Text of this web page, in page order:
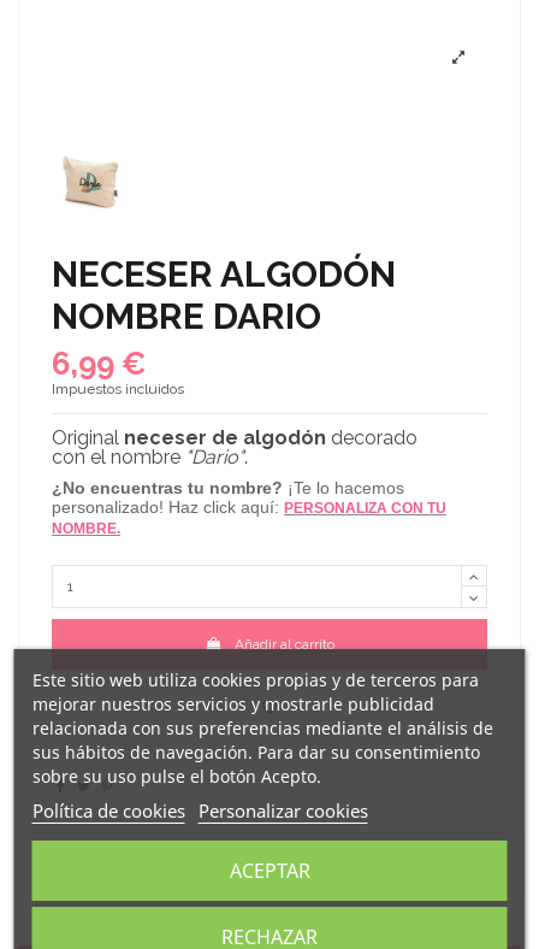
NECESER ALGODÓN
NOMBRE DARIO
6,99 €
Impuestos incluidos
Original neceser de algodón decorado
con el nombre "Dario".
¿No encuentras tu nombre? ¡Te lo hacemos
personalizado! Haz click aquí: PERSONALIZA CON TU
NOMBRE.
Añadir al carrito
Este sitio web utiliza cookies propias y de terceros para
mejorar nuestros servicios y mostrarle publicidad
relacionada con sus preferencias mediante el análisis de
sus hábitos de navegación. Para dar su consentimiento
sobre su uso pulse el botón Acepto.
Política de cookies Personalizar cookies
RECHAZAR
ACEPTAR